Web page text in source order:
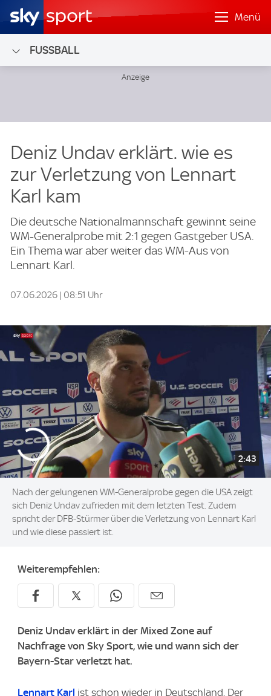
Menü
FUSSBALL
Deniz Undav erklärt. wie es
zur Verletzung von Lennart
Karl kam
Die deutsche Nationalmannschaft gewinnt seine
WM-Generalprobe mit 2:1 gegen Gastgeber USA.
Ein Thema war aber weiter das WM-Aus von
Lennart Karl.
07.06.2026 | 08:51 Uhr
2:43
Nach der gelungenen WM-Generalprobe gegen die USA zeigt
sich Deniz Undav zufrieden mit dem letzten Test. Zudem
spricht der DFB-Stürmer über die Verletzung von Lennart Karl
und wie diese passiert ist.
Weiterempfehlen:
Deniz Undav erklärt in der Mixed Zone auf
Nachfrage von Sky Sport, wie und wann sich der
Bayern-Star verletzt hat.
Lennart Karl ist schon wieder in Deutschland. Der